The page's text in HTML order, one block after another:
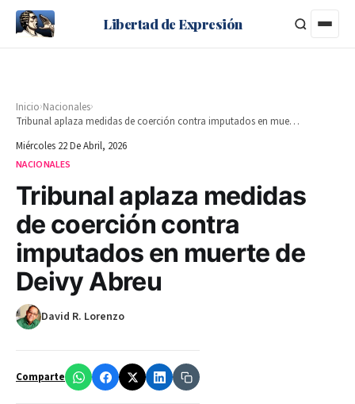
Libertad de Expresión
Inicio›Nacionales›
Tribunal aplaza medidas de coerción contra imputados en muerte de Deivy Abreu
Miércoles 22 De Abril, 2026
NACIONALES
Tribunal aplaza medidas
de coerción contra
imputados en muerte de
Deivy Abreu
David R. Lorenzo
Comparte